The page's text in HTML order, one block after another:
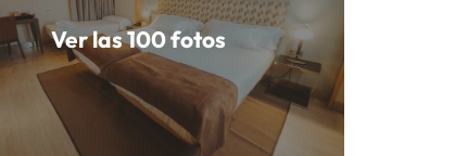
Ver las 100 fotos